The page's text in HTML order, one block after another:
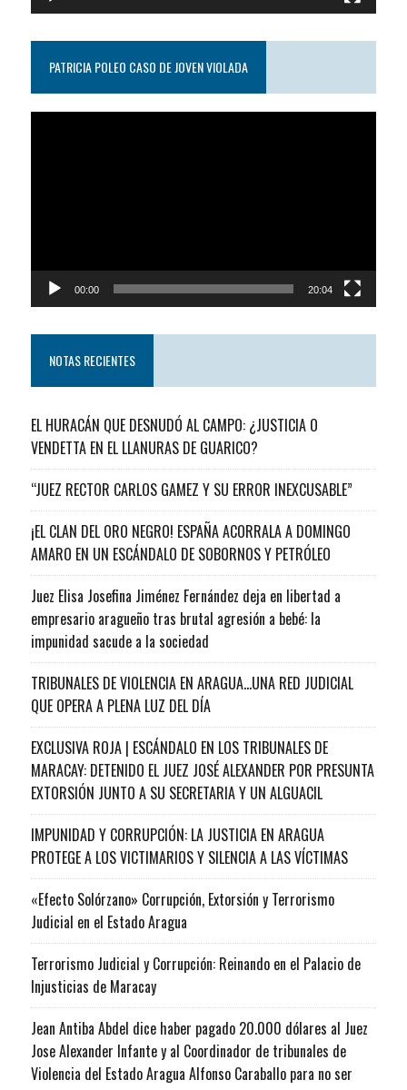
PATRICIA POLEO CASO DE JOVEN VIOLADA
00:00 20:04
NOTAS RECIENTES
EL HURACÁN QUE DESNUDÓ AL CAMPO: ¿JUSTICIA O
VENDETTA EN EL LLANURAS DE GUARICO?
“JUEZ RECTOR CARLOS GAMEZ Y SU ERROR INEXCUSABLE”
¡EL CLAN DEL ORO NEGRO! ESPAÑA ACORRALA A DOMINGO
AMARO EN UN ESCÁNDALO DE SOBORNOS Y PETRÓLEO
Juez Elisa Josefina Jiménez Fernández deja en libertad a
empresario aragueño tras brutal agresión a bebé: la
impunidad sacude a la sociedad
TRIBUNALES DE VIOLENCIA EN ARAGUA…UNA RED JUDICIAL
QUE OPERA A PLENA LUZ DEL DÍA
EXCLUSIVA ROJA | ESCÁNDALO EN LOS TRIBUNALES DE
MARACAY: DETENIDO EL JUEZ JOSÉ ALEXANDER POR PRESUNTA
EXTORSIÓN JUNTO A SU SECRETARIA Y UN ALGUACIL
IMPUNIDAD Y CORRUPCIÓN: LA JUSTICIA EN ARAGUA
PROTEGE A LOS VICTIMARIOS Y SILENCIA A LAS VÍCTIMAS
«Efecto Solórzano» Corrupción, Extorsión y Terrorismo
Judicial en el Estado Aragua
Terrorismo Judicial y Corrupción: Reinando en el Palacio de
Injusticias de Maracay
Jean Antiba Abdel dice haber pagado 20.000 dólares al Juez
Jose Alexander Infante y al Coordinador de tribunales de
Violencia del Estado Aragua Alfonso Caraballo para no ser